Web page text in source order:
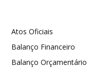
Atos Oficiais
Balanço Financeiro
Balanço Orçamentário